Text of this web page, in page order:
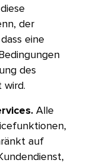
der
eine
des
wird.​​
Alle
auf